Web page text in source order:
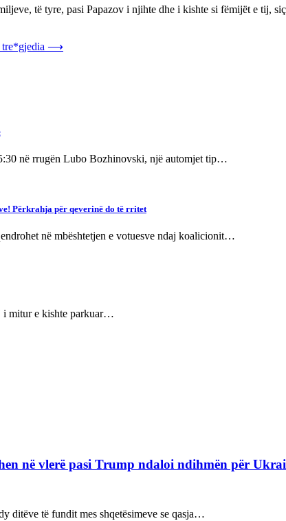
të tyre, pasi Papazov i njihte dhe i kishte si fëmijët e tij,
⟶
në rrugën Lubo Bozhinovski, një automjet tip…
Përkrahja për qeverinë do të rritet
në mbështetjen e votuesve ndaj koalicionit…
i mitur e kishte parkuar…
në vlerë pasi Trump ndaloi ndihmën për
ditëve të fundit mes shqetësimeve se qasja…